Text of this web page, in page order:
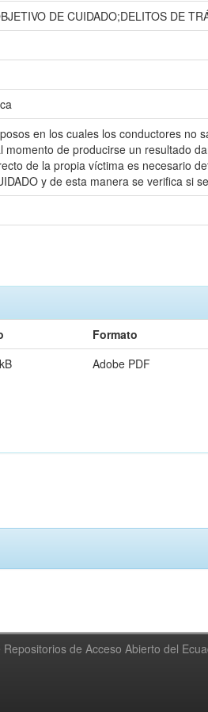
DE CUIDADO;DELITOS DE
en los cuales los conductores no
de producirse un resultado
de la propia víctima es necesario
y de esta manera se verifica si
Formato
Adobe PDF
de Acceso Abierto del